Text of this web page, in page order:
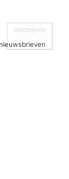
Inschrijven